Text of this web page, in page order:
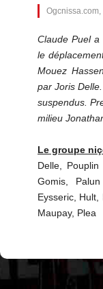
Claude Puel
le
Mouez
par Joris
suspendus.
milieu
Le groupe
Delle, Pouplin
Gomis,
Eysseric, Hult,
Maupay, Plea